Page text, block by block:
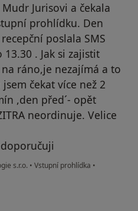
Jurisovi a čekala
prohlídku. Den
poslala SMS
13.30 . Jak si zajistit
ráno,je nezajímá a to
čekat více než 2
,den před´- opět
neordinuje. Velice
s.r.o. • Vstupní prohlídka •